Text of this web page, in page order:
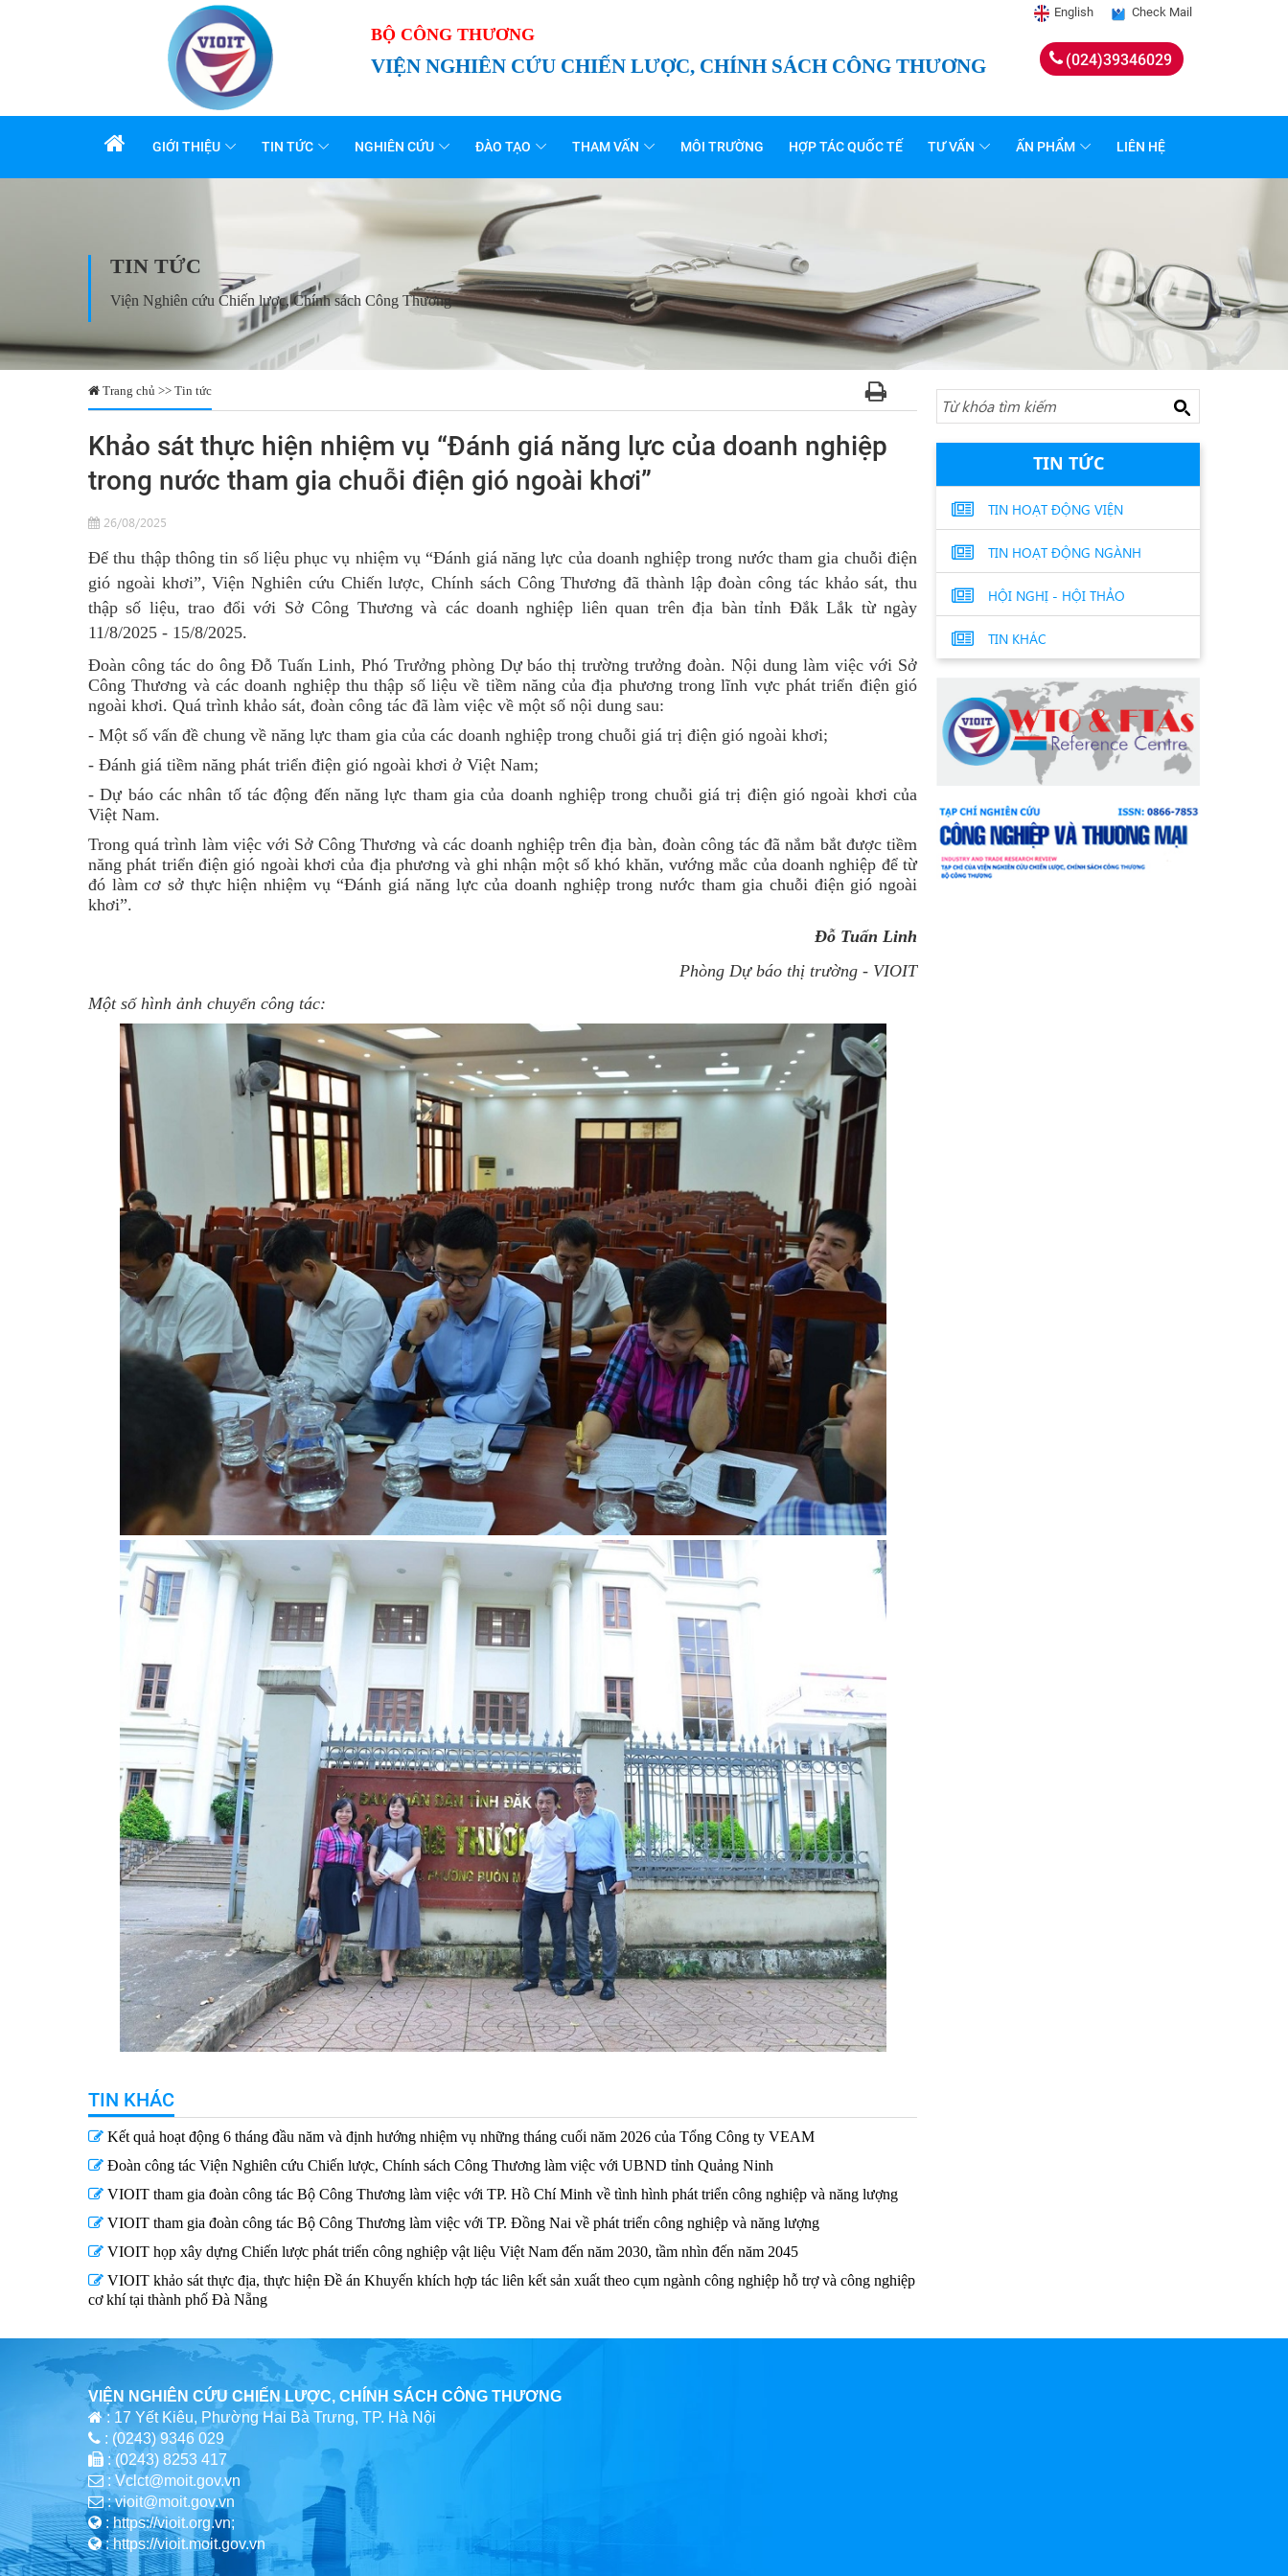
BỘ CÔNG THƯƠNG
VIỆN NGHIÊN CỨU CHIẾN LƯỢC, CHÍNH SÁCH CÔNG THƯƠNG
English Check Mail
(024)39346029
GIỚI THIỆU TIN TỨC NGHIÊN CỨU ĐÀO TẠO THAM VẤN MÔI TRƯỜNG HỢP TÁC QUỐC TẾ TƯ VẤN ẤN PHẨM LIÊN HỆ
TIN TỨC
Viện Nghiên cứu Chiến lược, Chính sách Công Thương
Trang chủ >> Tin tức
Khảo sát thực hiện nhiệm vụ “Đánh giá năng lực của doanh nghiệp
trong nước tham gia chuỗi điện gió ngoài khơi”
26/08/2025
Để thu thập thông tin số liệu phục vụ nhiệm vụ “Đánh giá năng lực của doanh nghiệp trong nước tham gia chuỗi điện
gió ngoài khơi”, Viện Nghiên cứu Chiến lược, Chính sách Công Thương đã thành lập đoàn công tác khảo sát, thu
thập số liệu, trao đổi với Sở Công Thương và các doanh nghiệp liên quan trên địa bàn tỉnh Đắk Lắk từ ngày
11/8/2025 - 15/8/2025.
Đoàn công tác do ông Đỗ Tuấn Linh, Phó Trưởng phòng Dự báo thị trường trưởng đoàn. Nội dung làm việc với Sở
Công Thương và các doanh nghiệp thu thập số liệu về tiềm năng của địa phương trong lĩnh vực phát triển điện gió
ngoài khơi. Quá trình khảo sát, đoàn công tác đã làm việc về một số nội dung sau:
- Một số vấn đề chung về năng lực tham gia của các doanh nghiệp trong chuỗi giá trị điện gió ngoài khơi;
- Đánh giá tiềm năng phát triển điện gió ngoài khơi ở Việt Nam;
-Dự báo các nhân tố tác động đến năng lực tham gia của doanh nghiệp trong chuỗi giá trị điện gió ngoài khơi của
Việt Nam.
Trong quá trình làm việc với Sở Công Thương và các doanh nghiệp trên địa bàn, đoàn công tác đã nắm bắt được tiềm
năng phát triển điện gió ngoài khơi của địa phương và ghi nhận một số khó khăn, vướng mắc của doanh nghiệp để từ
đó làm cơ sở thực hiện nhiệm vụ “Đánh giá năng lực của doanh nghiệp trong nước tham gia chuỗi điện gió ngoài
khơi”.
Đỗ Tuấn Linh
Phòng Dự báo thị trường - VIOIT
Một số hình ảnh chuyến công tác:
TIN KHÁC
Kết quả hoạt động 6 tháng đầu năm và định hướng nhiệm vụ những tháng cuối năm 2026 của Tổng Công ty VEAM
Đoàn công tác Viện Nghiên cứu Chiến lược, Chính sách Công Thương làm việc với UBND tỉnh Quảng Ninh
VIOIT tham gia đoàn công tác Bộ Công Thương làm việc với TP. Hồ Chí Minh về tình hình phát triển công nghiệp và năng lượng
VIOIT tham gia đoàn công tác Bộ Công Thương làm việc với TP. Đồng Nai về phát triển công nghiệp và năng lượng
VIOIT họp xây dựng Chiến lược phát triển công nghiệp vật liệu Việt Nam đến năm 2030, tầm nhìn đến năm 2045
VIOIT khảo sát thực địa, thực hiện Đề án Khuyến khích hợp tác liên kết sản xuất theo cụm ngành công nghiệp hỗ trợ và công nghiệp
cơ khí tại thành phố Đà Nẵng
TIN TỨC
TIN HOẠT ĐỘNG VIỆN
TIN HOẠT ĐỘNG NGÀNH
HỘI NGHỊ - HỘI THẢO
TIN KHÁC
VIỆN NGHIÊN CỨU CHIẾN LƯỢC, CHÍNH SÁCH CÔNG THƯƠNG
: 17 Yết Kiêu, Phường Hai Bà Trưng, TP. Hà Nội
: (0243) 9346 029
: (0243) 8253 417
: Vclct@moit.gov.vn
: vioit@moit.gov.vn
: https://vioit.org.vn;
: https://vioit.moit.gov.vn